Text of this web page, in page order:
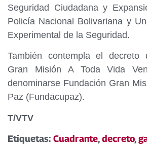
Seguridad Ciudadana y
Policía Nacional Bolivariana y
Experimental de la Seguridad.
También contempla el decreto
Gran Misión A Toda Vida
denominarse Fundación Gran
Paz (Fundacupaz).
T/VTV
Etiquetas: Cuadrante,decreto,